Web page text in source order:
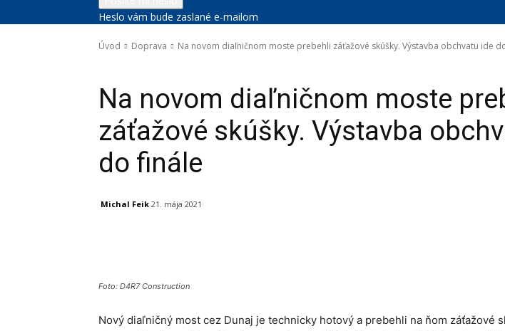
Heslo vám bude zaslané e-mailom
Úvod Doprava Na novom diaľničnom moste prebehli záťažové skúšky. Výstavba obchvatu ide
Na novom diaľničnom moste
záťažové skúšky. Výstavba
do finále
Michal Feik 21. mája 2021
Foto: D4R7 Construction
Nový diaľničný most cez Dunaj je technicky hotový a prebehli na ňom záťažové